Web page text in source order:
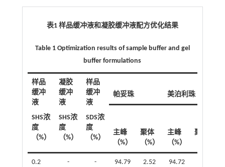
表1 样品缓冲液和凝胶缓冲液配方优化结果
Table 1 Optimization results of sample buffer and gel
buffer formulations
样品
缓冲
液
SHS浓
度
（%）
凝胶
缓冲
液
SHS浓
度
（%）
样品
缓冲
液
SDS浓
度
（%）
帕妥珠 美泊利珠
主峰
（%）
聚体
（%）
主峰
（%）
聚体
0.2 - - 94.79 2.52 94.72